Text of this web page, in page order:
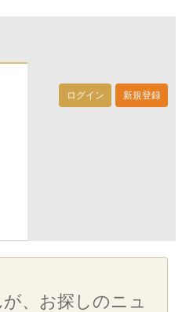
ログイン 新規登録
、お探しのニュ